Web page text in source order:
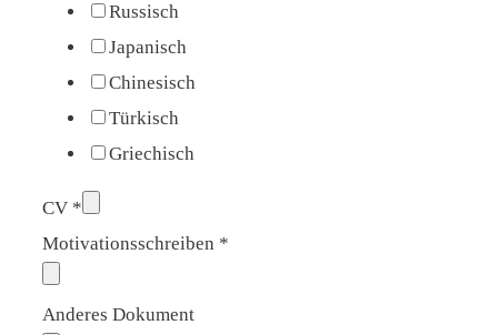
Russisch
Japanisch
Chinesisch
Türkisch
Griechisch
CV *
Motivationsschreiben *
Anderes Dokument